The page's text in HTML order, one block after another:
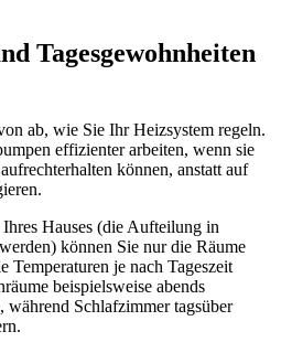
Tagesgewohnheiten
ab, wie Sie Ihr Heizsystem regeln.
effizienter arbeiten, wenn sie
aufrechterhalten können, anstatt auf
Ihres Hauses (die Aufteilung in
können Sie nur die Räume
Temperaturen je nach Tageszeit
beispielsweise abends
Schlafzimmer tagsüber